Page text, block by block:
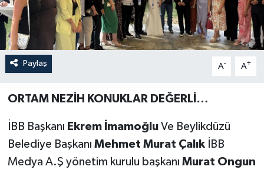
Paylaş A- A+
ORTAM NEZİH KONUKLAR DEĞERLİ…
İBB Başkanı Ekrem İmamoğluVe Beylikdüzü
Belediye Başkanı Mehmet Murat ÇalıkİBB
Medya A.Ş yönetim kurulu başkanı Murat Ongun